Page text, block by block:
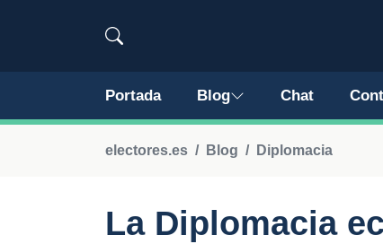
Portada Blog Chat
electores.es Blog Diplomacia
La Diplomacia